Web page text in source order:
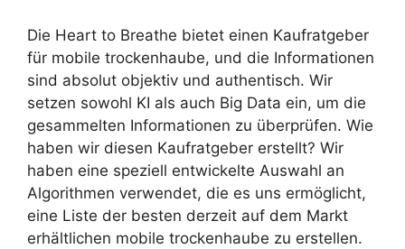
Die Heart to Breathe bietet einen Kaufratgeber
für mobile trockenhaube, und die Informationen
sind absolut objektiv und authentisch. Wir
setzen sowohl KI als auch Big Data ein, um die
gesammelten Informationen zu überprüfen. Wie
haben wir diesen Kaufratgeber erstellt? Wir
haben eine speziell entwickelte Auswahl an
Algorithmen verwendet, die es uns ermöglicht,
eine Liste der besten derzeit auf dem Markt
erhältlichen mobile trockenhaube zu erstellen.